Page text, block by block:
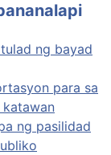
ng bayad
para sa
ng pasilidad